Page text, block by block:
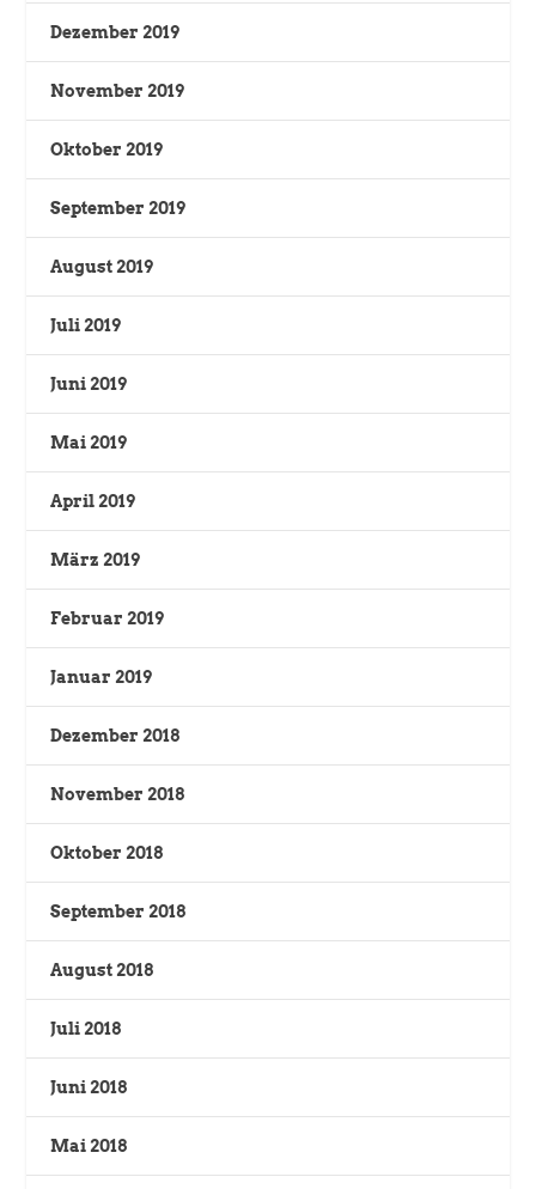
Dezember 2019
November 2019
Oktober 2019
September 2019
August 2019
Juli 2019
Juni 2019
Mai 2019
April 2019
März 2019
Februar 2019
Januar 2019
Dezember 2018
November 2018
Oktober 2018
September 2018
August 2018
Juli 2018
Juni 2018
Mai 2018